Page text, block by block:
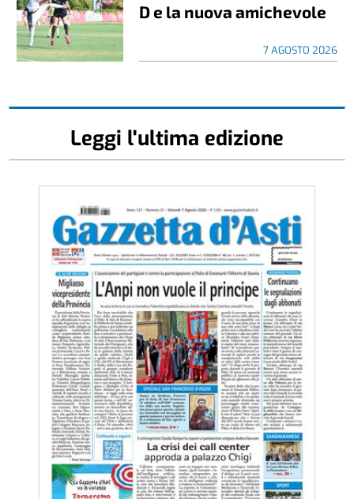
D e la nuova amichevole
7 AGOSTO 2026
Leggi l'ultima edizione